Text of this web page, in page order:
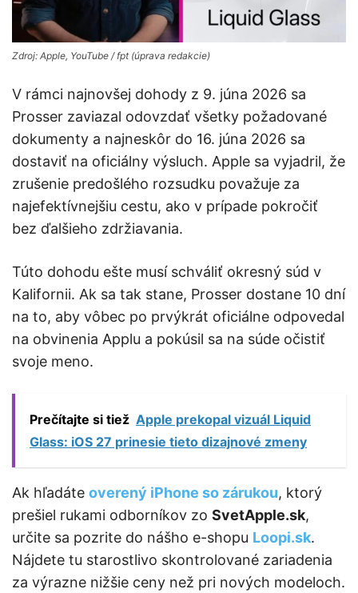
Zdroj: Apple, YouTube / fpt (úprava redakcie)
V rámci najnovšej dohody z 9. júna 2026 sa
Prosser zaviazal odovzdať všetky požadované
dokumenty a najneskôr do 16. júna 2026 sa
dostaviť na oficiálny výsluch. Apple sa vyjadril, že
zrušenie predošlého rozsudku považuje za
najefektívnejšiu cestu, ako v prípade pokročiť
bez ďalšieho zdržiavania.
Túto dohodu ešte musí schváliť okresný súd v
Kalifornii. Ak sa tak stane, Prosser dostane 10 dní
na to, aby vôbec po prvýkrát oficiálne odpovedal
na obvinenia Applu a pokúsil sa na súde očistiť
svoje meno.
Prečítajte si tiež Apple prekopal vizuál Liquid
Glass: iOS 27 prinesie tieto dizajnové zmeny
Ak hľadáte overený iPhone so zárukou, ktorý
prešiel rukami odborníkov zo SvetApple.sk,
určite sa pozrite do nášho e-shopu Loopi.sk.
Nájdete tu starostlivo skontrolované zariadenia
za výrazne nižšie ceny než pri nových modeloch.